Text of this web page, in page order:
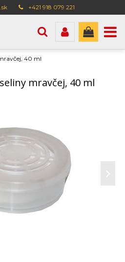
+421 918 079 221
40 ml
mravčej, 40 ml